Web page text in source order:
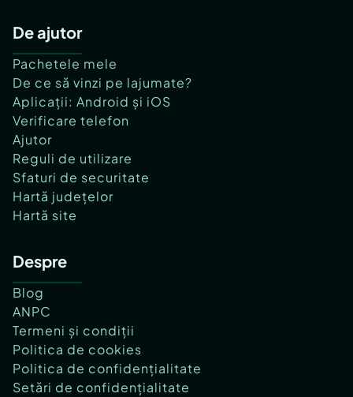
De ajutor
Pachetele mele
De ce să vinzi pe lajumate?
Aplicații: Android și iOS
Verificare telefon
Ajutor
Reguli de utilizare
Sfaturi de securitate
Hartă județelor
Hartă site
Despre
Blog
ANPC
Termeni și condiții
Politica de cookies
Politica de confidențialitate
Setări de confidențialitate